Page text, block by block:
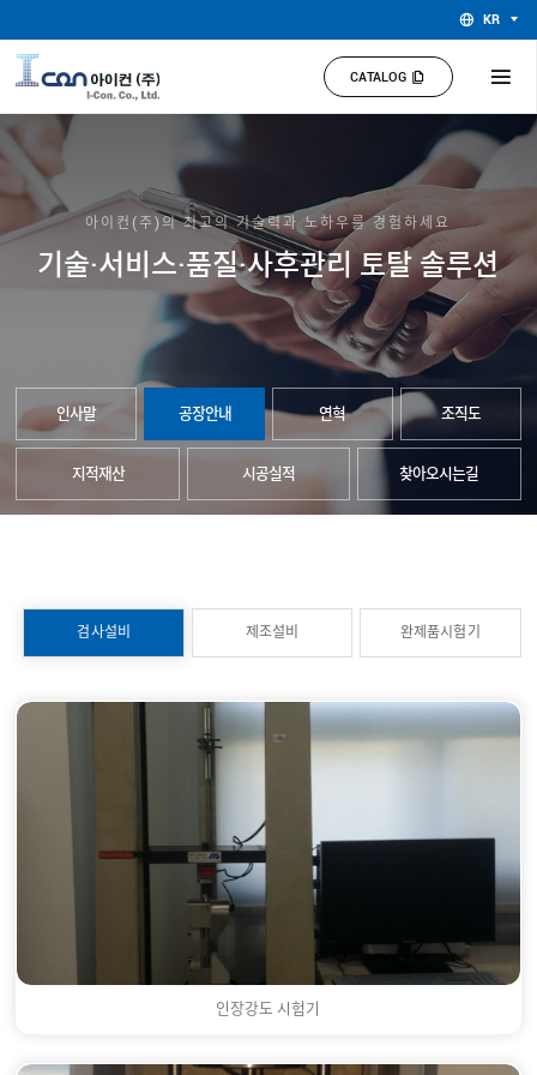
KR
CATALOG
아이컨(주)의 최고의 기술력과 노하우를 경험하세요
기술·서비스·품질·사후관리 토탈 솔루션
인사말 공장안내 연혁 조직도
지적재산 시공실적 찾아오시는길
검사설비 제조설비 완제품시험기
인장강도 시험기